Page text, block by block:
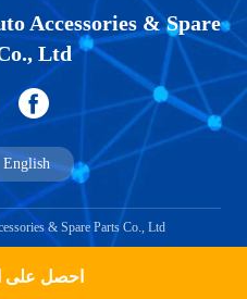
احصل على
Accessories & Spare
Ltd.
& Spare Parts Co., Ltd.